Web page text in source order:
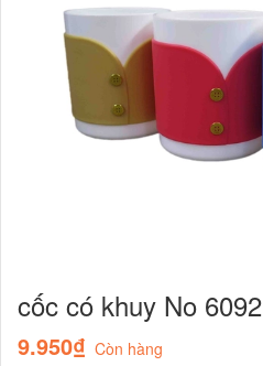
cốc có khuy No 6092
9.950₫ Còn hàng